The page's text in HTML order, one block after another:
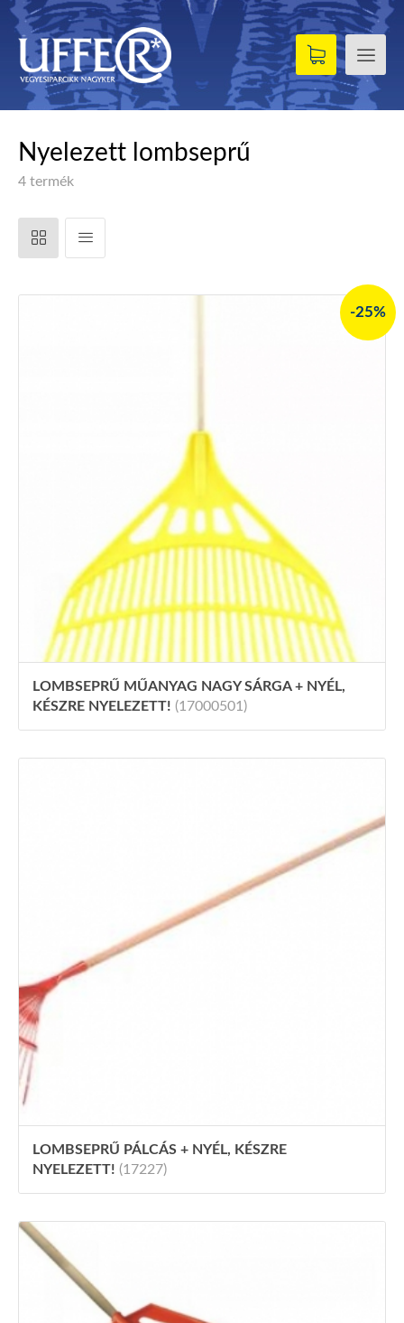
Nyelezett lombseprű
4 termék
-25%
LOMBSEPRŰ MŰANYAG NAGY SÁRGA + NYÉL,
KÉSZRE NYELEZETT! (17000501)
LOMBSEPRŰ PÁLCÁS + NYÉL, KÉSZRE
NYELEZETT! (17227)